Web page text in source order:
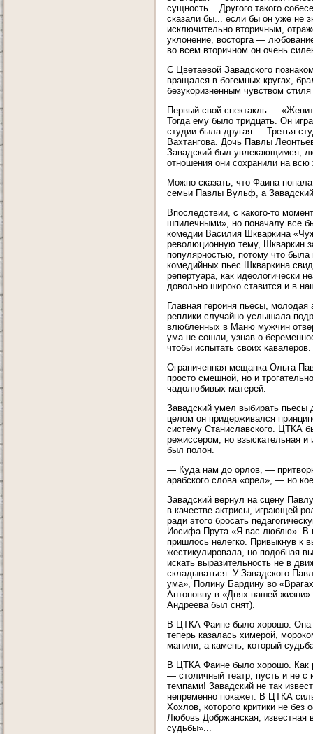
сущность... Другого такого
сказали бы... если бы он уже не
исключительно вторичным,
уклонение, восторга —
во всем вторичном он очень
С Цветаевой Завадского
вращался в богемных кругах,
безукоризненным чувством
Первый свой спектакль —
Тогда ему было тридцать. Он
студии была другая — Третья
Вахтангова. Дочь Павлы
Завадский был увлекающимся,
отношения они сохранили на всю
Можно сказать, что Фаина
семьи Павлы Вульф, а
Впоследствии, с какого-то
шпилечными», но поначалу все
комедии Василия Шкваркина
революционную тему, Шкваркин
популярностью, потому что
комедийных пьес Шкваркина
репертуара, как идеологически
довольно широко ставится и в
Главная героиня пьесы,
реплики случайно услышала
влюбленных в Маню мужчин
ума не сошли, узнав о
чтобы испытать своих
Ограниченная мещанка Ольга
просто смешной, но и
чадолюбивых матерей.
Завадский умел выбирать пьесы
целом он придерживался
систему Станиславского. ЦТКА
режиссером, но взыскательная и
был полон.
— Куда нам до орлов, —
арабского слова «орел», — но
Завадский вернул на сцену
в качестве актрисы, играющей
ради этого бросать
Иосифа Прута «Я вас люблю». В
пришлось нелегко. Привыкнув к
жестикулировала, но подобная
искать выразительность не в
складываться. У Завадского
ума», Полину Бардину во
Антоновну в «Днях нашей
Андреева был снят).
В ЦТКА Фаине было хорошо. Она
теперь казалась химерой,
манили, а камень, который
В ЦТКА Фаине было хорошо. Как
— столичный театр, пусть и не с
темпами! Завадский не так
непременно покажет. В ЦТКА
Хохлов, которого критики не
Любовь Добржанская,
судьбы»...